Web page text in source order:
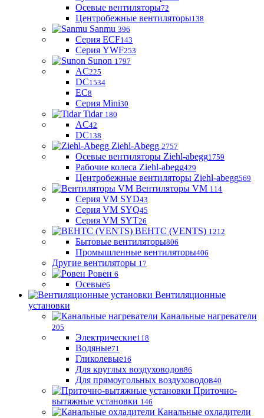
Осевые вентиляторы72
Центробежные вентиляторы138
Sanmu 396
Серия ECF143
Серия YWF253
Sunon 1797
AC225
DC1534
EC8
Серия Mini30
Tidar 180
AC42
DC138
Ziehl-Abegg 2757
Осевые вентиляторы Ziehl-abegg1759
Рабочие колеса Ziehl-abegg429
Центробежные вентиляторы Ziehl-abegg569
Вентиляторы VM 114
Серия VM SYD43
Серия VM SYQ45
Серия VM SYT26
ВЕНТС (VENTS) 1212
Бытовые вентиляторы806
Промышленные вентиляторы406
Другие вентиляторы 17
Ровен 6
Осевые6
Вентиляционные
установки
Канальные нагреватели
205
Электрические118
Водяные71
Гликолевые16
Для круглых воздуховодов86
Для прямоугольных воздуховодов40
Приточно-
вытяжные установки 146
Канальные охладители